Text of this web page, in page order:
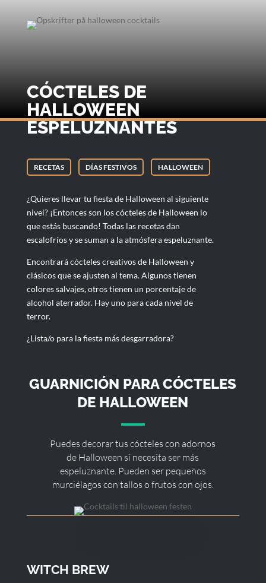
CÓCTELES DE
HALLOWEEN
ESPELUZNANTES
RECETAS DÍAS FESTIVOS HALLOWEEN
¿Quieres llevar tu fiesta de Halloween al siguiente
nivel? ¡Entonces son los cócteles de Halloween lo
que estás buscando! Todas las recetas dan
escalofríos y se suman a la atmósfera espeluznante.
Encontrará cócteles creativos de Halloween y
clásicos que se ajusten al tema. Algunos tienen
colores salvajes, otros tienen un porcentaje de
alcohol aterrador. Hay uno para cada nivel de
terror.
¿Lista/o para la fiesta más desgarradora?
GUARNICIÓN PARA CÓCTELES
DE HALLOWEEN
Puedes decorar tus cócteles con adornos
de Halloween si necesita ser más
espeluznante. Pueden ser pequeños
murciélagos con tallos o frutos con ojos.
WITCH BREW